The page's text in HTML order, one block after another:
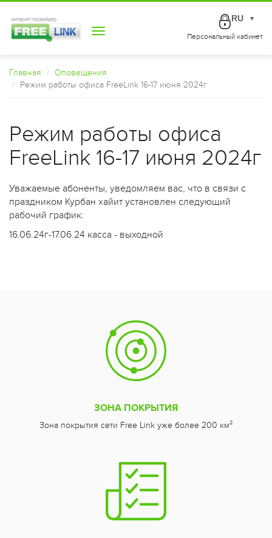
Toggle
Персональный кабинет
RU ▼
Главная
Оповещения
Режим работы офиса FreeLink 16-17 июня 2024г
Режим работы офиса
FreeLink 16-17 июня 2024г
Уважаемые абоненты, уведомляем вас, что в связи с
праздником Курбан хайит установлен следующий
рабочий график:
16.06.24г-17.06.24 касса - выходной
ЗОНА ПОКРЫТИЯ
Зона покрытия сети Free Link уже более 200 км²